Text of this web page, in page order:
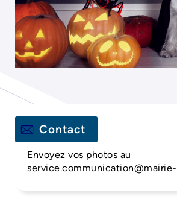
Contact
Envoyez vos photos au